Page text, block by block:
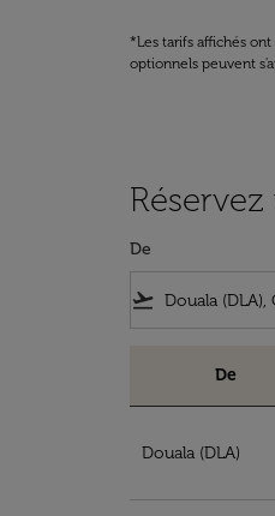
*Les tarifs affichés
optionnels peuvent
De
flight_takeoff
De
Douala (DLA)